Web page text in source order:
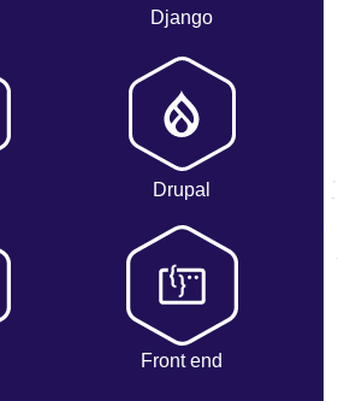
Django
Drupal
Front end